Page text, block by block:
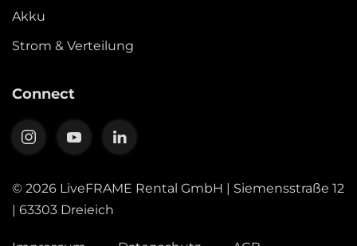
Akku
Strom & Verteilung
Connect
© 2026 LiveFRAME Rental GmbH | Siemensstraße 12
| 63303 Dreieich